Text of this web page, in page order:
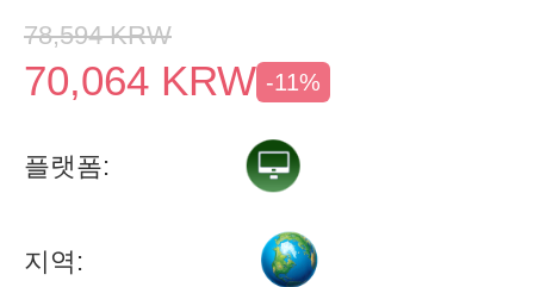
78,594 KRW
70,064 KRW -11%
플랫폼:
지역: